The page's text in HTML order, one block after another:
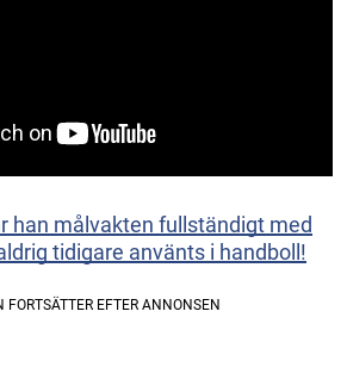
han målvakten fullständigt med
tidigare använts i handboll!